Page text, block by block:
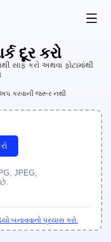
દૂર કરો
સાફ કરો અથવા ફોટામાંથી
કરવાની જરૂર નથી
JPEG,
છે.
બનાવવાનો પ્રયાસ કરો.